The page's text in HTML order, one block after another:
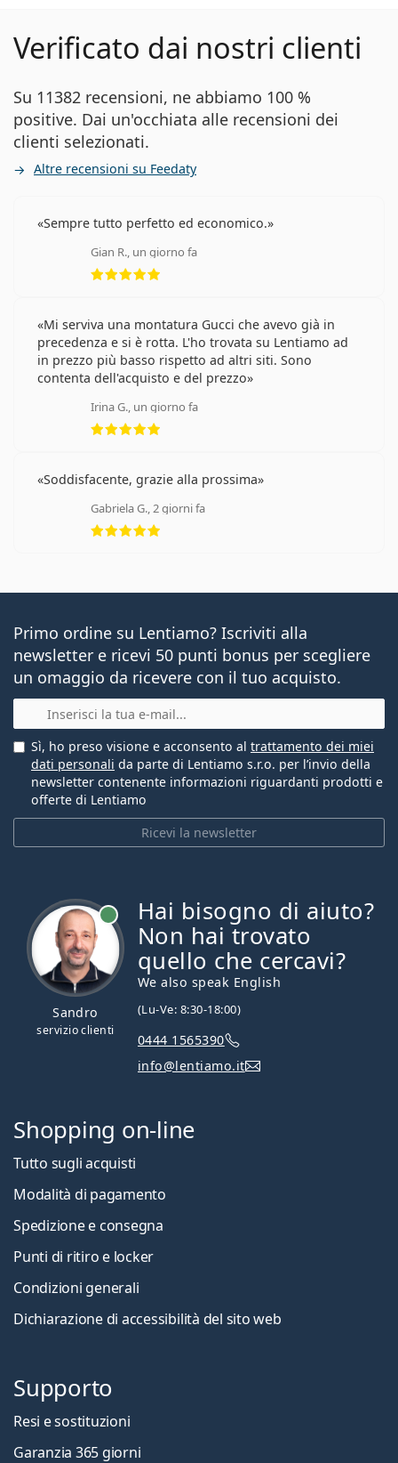
Verificato dai nostri clienti
Su 11382 recensioni, ne abbiamo 100 %
positive. Dai un'occhiata alle recensioni dei
clienti selezionati.
Altre recensioni su Feedaty
Sempre tutto perfetto ed economico.
Gian R., un giorno fa
Mi serviva una montatura Gucci che avevo già in
precedenza e si è rotta. L'ho trovata su Lentiamo ad
in prezzo più basso rispetto ad altri siti. Sono
contenta dell'acquisto e del prezzo
Irina G., un giorno fa
Soddisfacente, grazie alla prossima
Gabriela G., 2 giorni fa
valutazione 5 di 5
Primo ordine su Lentiamo? Iscriviti alla
newsletter e ricevi 50 punti bonus per scegliere
un omaggio da ricevere con il tuo acquisto.
E-mail
Ricevi la newsletter
Sì, ho preso visione e acconsento al trattamento dei miei
dati personali da parte di Lentiamo s.r.o. per l’invio della
newsletter contenente informazioni riguardanti prodotti e
offerte di Lentiamo
Sandro
servizio clienti
Hai bisogno di aiuto?
Non hai trovato
quello che cercavi?
We also speak English
(Lu-Ve: 8:30-18:00)
0444 1565390
info@lentiamo.it
Shopping on-line
Tutto sugli acquisti
Modalità di pagamento
Spedizione e consegna
Punti di ritiro e locker
Condizioni generali
Dichiarazione di accessibilità del sito web
Supporto
Resi e sostituzioni
Garanzia 365 giorni